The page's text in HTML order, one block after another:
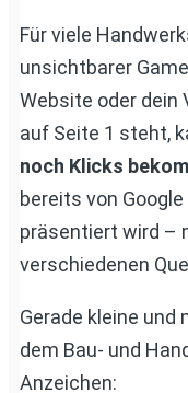
Für viele
unsichtbarer
Website oder dein
auf Seite 1 steht,
noch Klicks
bereits von
präsentiert wird –
verschiedenen
Gerade kleine
dem Bau- und
Anzeichen: